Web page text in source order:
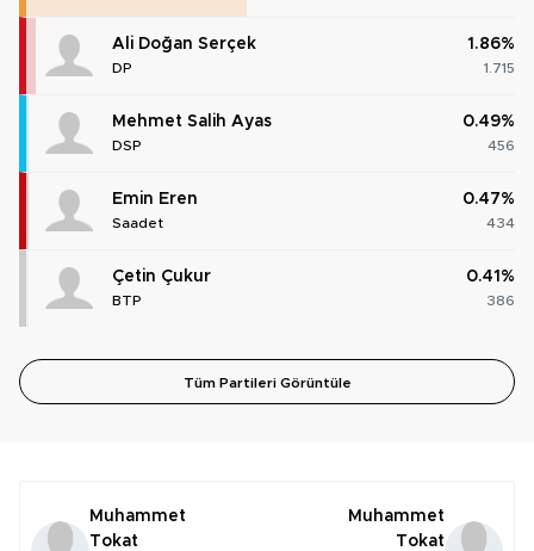
Ali Doğan Serçek
DP
1.86%
1.715
Mehmet Salih Ayas
DSP
0.49%
456
Emin Eren
Saadet
0.47%
434
Çetin Çukur
BTP
0.41%
386
Tüm Partileri Görüntüle
Muhammet
Tokat
Muhammet
Tokat